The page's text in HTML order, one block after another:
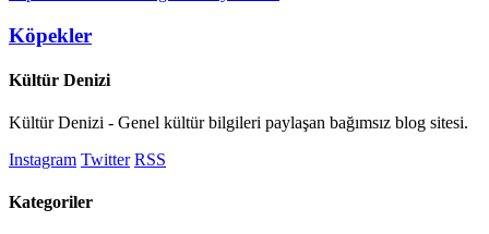
Köpekler
Kültür Denizi
Kültür Denizi - Genel kültür bilgileri paylaşan bağımsız blog sitesi.
Instagram Twitter RSS
Kategoriler